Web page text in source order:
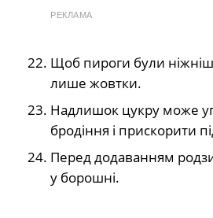
РЕКЛАМА
Щоб пироги були
лише жовтки.
Надлишок цукру може
бродіння і прискорити
Перед додаванням
у борошні.